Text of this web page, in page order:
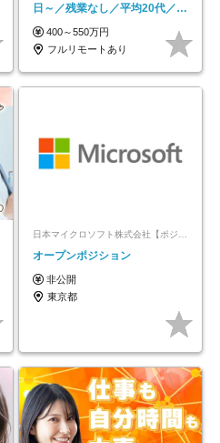
日～／残業なし／平均20代／リ
モートOK
400～550万円
フルリモートあり
日本マイクロソフト株式会社【ポジションマッチ登録】
オープンポジション
非公開
東京都